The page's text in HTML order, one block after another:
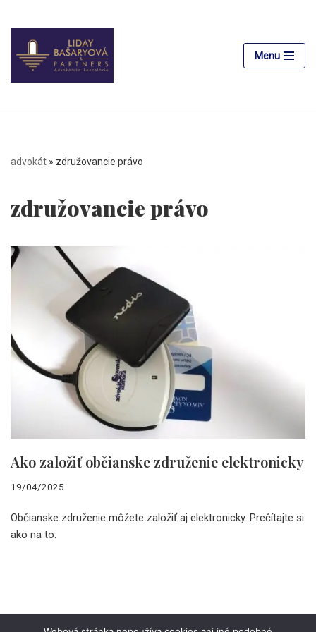
Preskočiť
na
obsah
Menu
advokát » združovancie právo
združovancie právo
Ako založiť občianske združenie elektronicky
19/04/2025
Občianske združenie môžete založiť aj elektronicky. Prečítajte si
ako na to.